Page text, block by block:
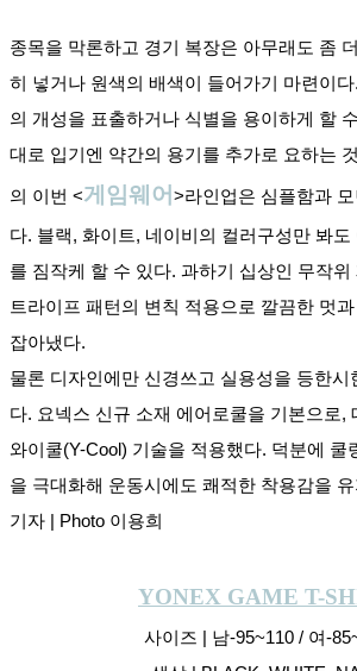
종목을 막론하고 경기 복장은 아무래도 좀
히 넣거나 원색의 배색이 들어가기 마련이
의 개성을 표출하거나 식별을 용이하게 할
대로 입기엔 약간의 용기를 추가로 요하는
의 이번 <게임웨어 >라인업은 심플함과
다. 블랙, 화이트, 네이비의 컬러구성만 봐
를 짐작케 할 수 있다. 과하기 십상인 무작
트라이프 패턴의 변칙 적용으로 깔끔한 멋
잡아냈다.
물론 디자인에만 신경쓰고 실용성을 등한시
다. 요넥스 신규 소재 에어로쿨을 기본으로,
와이쿨(Y-Cool) 기술을 적용했다. 덕분에 쿨
을 극대화해 운동시에도 쾌적한 착용감을
기자 | Photo 이용희
YONEX GAME T-
사이즈 | 남-95~110 / 여-